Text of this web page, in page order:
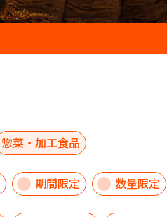
惣菜・加工食品
期間限定 数量限定